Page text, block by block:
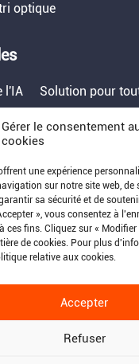
optique
l'IA Solution pour
Drive -
Gérer le consentement
cookies
une expérience
sur notre site web, de
sa sécurité et de
», vous consentez à
ces fins. Cliquez sur « Modifier
de cookies. Pour plus
relative aux cookies.
Accepter
Refuser